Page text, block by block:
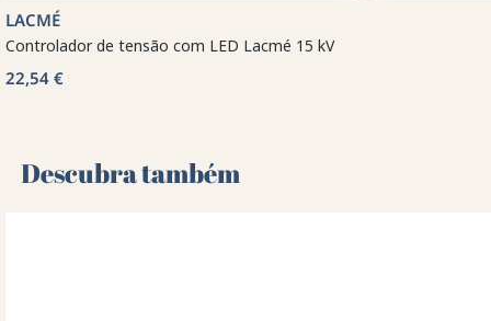
LACMÉ
Controlador de tensão com LED Lacmé 15 kV
22,54 €
Descubra também 🌻